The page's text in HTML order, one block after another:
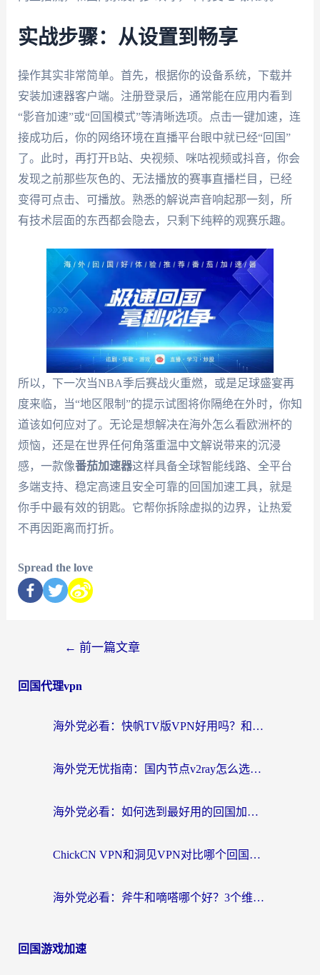
实战步骤：从设置到畅享
操作其实非常简单。首先，根据你的设备系统，下载并
安装加速器客户端。注册登录后，通常能在应用内看到
“影音加速”或“回国模式”等清晰选项。点击一键加速，连
接成功后，你的网络环境在直播平台眼中就已经“回国”
了。此时，再打开B站、央视频、咪咕视频或抖音，你会
发现之前那些灰色的、无法播放的赛事直播栏目，已经
变得可点击、可播放。熟悉的解说声音响起那一刻，所
有技术层面的东西都会隐去，只剩下纯粹的观赛乐趣。
所以，下一次当NBA季后赛战火重燃，或是足球盛宴再
度来临，当“地区限制”的提示试图将你隔绝在外时，你知
道该如何应对了。无论是想解决在海外怎么看欧洲杯的
烦恼，还是在世界任何角落重温中文解说带来的沉浸
感，一款像番茄加速器这样具备全球智能线路、全平台
多端支持、稳定高速且安全可靠的回国加速工具，就是
你手中最有效的钥匙。它帮你拆除虚拟的边界，让热爱
不再因距离而打折。
Spread the love
← 前一篇文章
回国代理vpn
海外党必看：快帆TV版VPN好用吗？和快游VPN对比哪个回国效果更好？附实用避坑指南
海外党无忧指南：国内节点v2ray怎么选？一键回国VPN+多场景实测帮你避坑
海外党必看：如何选到最好用的回国加速器？从节点到售后的全维度指南
ChickCN VPN和洞见VPN对比哪个回国效果更好？海外党亲测3款加速器+避坑指南
海外党必看：斧牛和嘀嗒哪个好？3个维度教你选对回国加速器
回国游戏加速